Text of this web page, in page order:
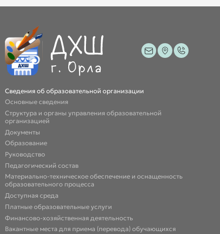
Сведения об образовательной организации
Основные сведения
Структура и органы управления образовательной
организацией
Документы
Образование
Руководство
Педагогический состав
Материально-техническое обеспечение и оснащенность
образовательного процесса
Доступная среда
Платные образовательные услуги
Финансово-хозяйственная деятельность
Вакантные места для приема (перевода) обучающихся